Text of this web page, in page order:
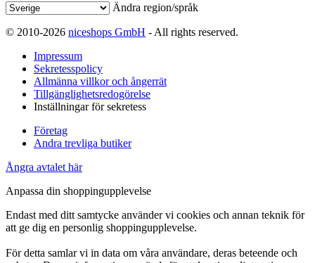
Ändra region/språk
© 2010-2026 niceshops GmbH - All rights reserved.
Impressum
Sekretesspolicy
Allmänna villkor och ångerrät
Tillgänglighetsredogörelse
Inställningar för sekretess
Företag
Andra trevliga butiker
Ångra avtalet här
Anpassa din shoppingupplevelse
Endast med ditt samtycke använder vi cookies och annan teknik för
att ge dig en personlig shoppingupplevelse.
För detta samlar vi in data om våra användare, deras beteende och